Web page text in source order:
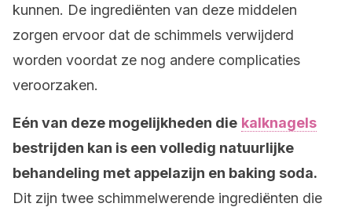
kunnen. De ingrediënten van deze middelen
zorgen ervoor dat de schimmels verwijderd
worden voordat ze nog andere complicaties
veroorzaken.
Eén van deze mogelijkheden die kalknagels
bestrijden kan is een volledig natuurlijke
behandeling met appelazijn en baking soda.
Dit zijn twee schimmelwerende ingrediënten die